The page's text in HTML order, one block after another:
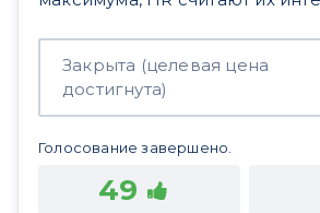
Закрыта (целевая цена
достигнута)
Голосование завершено.
49